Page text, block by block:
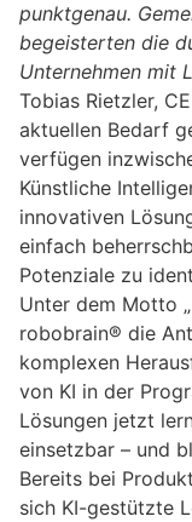
punktgenau.
begeisterten die
Unternehmen mit
Tobias Rietzler,
aktuellen Bedarf
verfügen
Künstliche
innovativen
einfach
Potenziale zu
Unter dem Motto
robobrain® die
komplexen
von KI in der
Lösungen jetzt
einsetzbar – und
Bereits bei
sich KI-gestützte